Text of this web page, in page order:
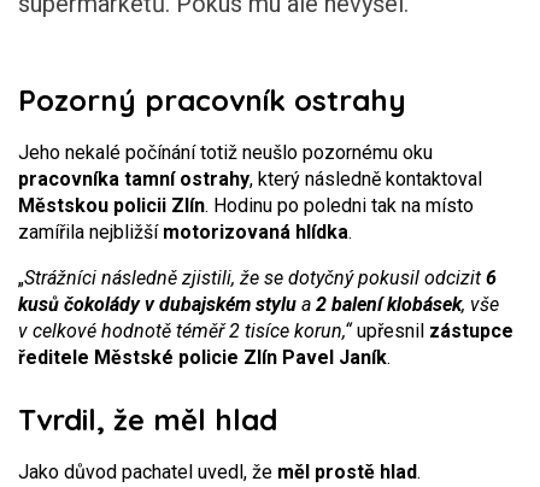
Pozorný pracovník ostrahy
Jeho nekalé počínání totiž neušlo pozornému oku
pracovníka tamní ostrahy, který následně kontaktoval
Městskou policii Zlín. Hodinu po poledni tak na místo
zamířila nejbližší motorizovaná hlídka.
„Strážníci následně zjistili, že se dotyčný pokusil odcizit 6
kusů čokolády v dubajském stylu a 2 balení klobásek, vše
v celkové hodnotě téměř 2 tisíce korun,“upřesnil zástupce
ředitele Městské policie Zlín Pavel Janík.
Tvrdil, že měl hlad
Jako důvod pachatel uvedl, že měl prostě hlad.